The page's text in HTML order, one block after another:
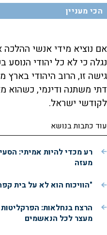
הכי מעניין
אם נוציא מידי אנשי
נגלה כי לא כל יהודי הנוסע
גישה זו, הרוב היהודי בארץ
דתי משתנה ודינמי, כשהוא
לקודשי ישראל.
עוד כתבות בנושא
רע מכדי להיות אמיתי:
מעזה
"הוויכוח הוא לא על בית
הרצח בנחלאות:
מעצר לכל הנאשמים